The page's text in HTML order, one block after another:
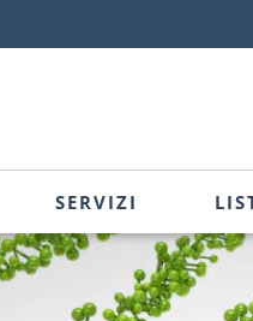
SERVIZI